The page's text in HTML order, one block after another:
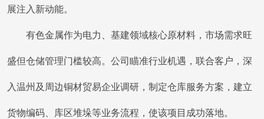
展注入新动能。
有色金属作为电力、基建领域核心原材料，市场需求旺
盛但仓储管理门槛较高。公司瞄准行业机遇，联合客户，深
入温州及周边铜材贸易企业调研，制定仓库服务方案，建立
货物编码、库区堆垛等业务流程，使该项目成功落地。